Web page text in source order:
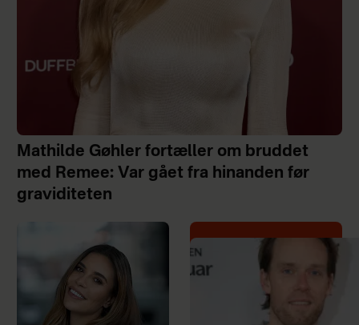
Mathilde Gøhler fortæller om bruddet
med Remee: Var gået fra hinanden før
graviditeten